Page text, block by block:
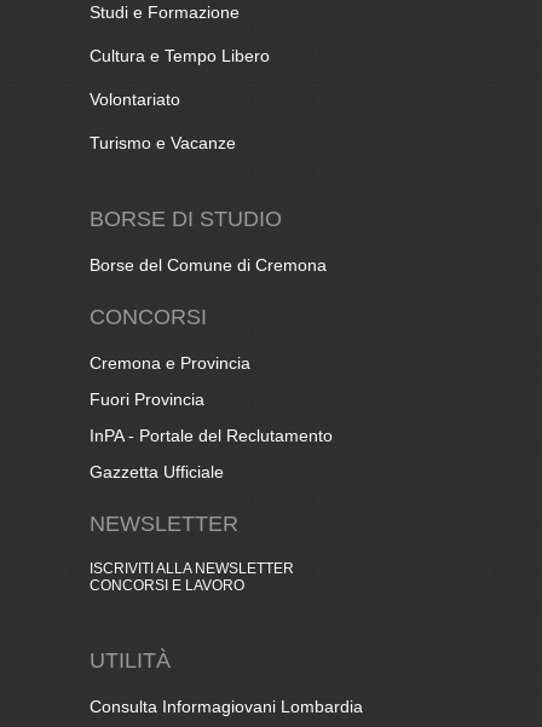
Studi e Formazione
Cultura e Tempo Libero
Volontariato
Turismo e Vacanze
BORSE DI STUDIO
Borse del Comune di Cremona
CONCORSI
Cremona e Provincia
Fuori Provincia
InPA - Portale del Reclutamento
Gazzetta Ufficiale
NEWSLETTER
ISCRIVITI ALLA NEWSLETTER
CONCORSI E LAVORO
UTILITÀ
Consulta Informagiovani Lombardia